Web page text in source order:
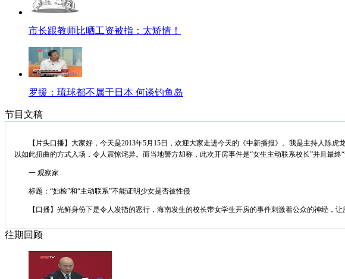
市长跟教师比晒工资被指：太矫情！
罗援：琉球都不属于日本 何谈钓鱼岛
节目文稿
【片头口播】大家好，今天是2013年5月15日，欢迎大家走进今天的《中新播报》。我是主持人陈虎
以如此扭曲的方式入场，令人震惊诧异。而当地警方却称，此次开房事件是“女生主动联系校长”并且最
一 观察家
标题：“妇检”和“主动联系”不能证明少女是否被性侵
【口播】光鲜身份下是令人发指的恶行，海南发生的校长带女学生开房的事件刺激着公众的神经，让
标题：家长质疑开房事件鉴定结果
【同期】万宁市人民检察院副检察长 曾圣和
往期回顾